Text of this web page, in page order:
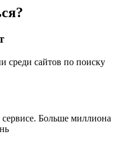
среди сайтов по поиску
Больше миллиона